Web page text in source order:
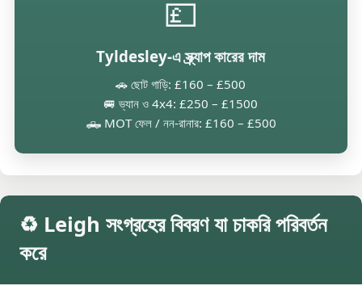
💷
Tyldesley-এ স্ক্র্যাপ কারের দাম
🚗 ছোট গাড়ি: £160 – £500
🚐 ভ্যান ও 4x4: £250 – £1500
🛻 MOT ফেল / নন-রানার: £160 – £500
♻️ Leigh সংগ্রহের বিবরণ যা চাকরি পরিবর্তন
করে